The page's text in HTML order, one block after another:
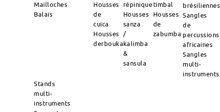
Mailloches
Balais
Housses
de
cuica
Housses
derbouka
répinique
Housses
sanza
/
kalimba
&
sansula
timbal
Housses
de
zabumba
brésiliennes
Sangles
de
percussions
africaines
Sangles
multi-
instruments
Stands
multi-
instruments